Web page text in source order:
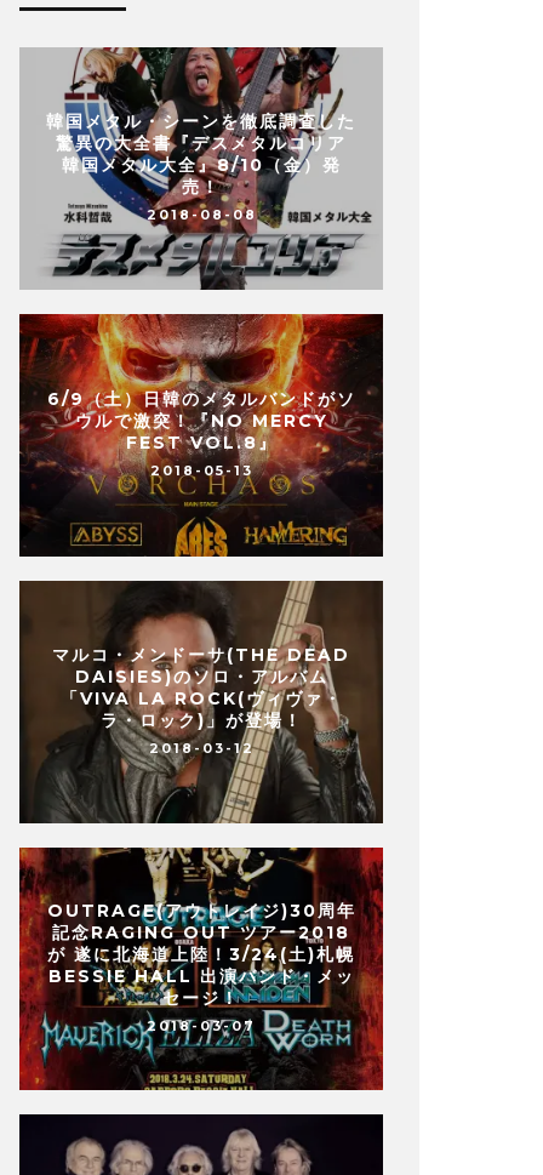
韓国メタル・シーンを徹底調査した
驚異の大全書『デスメタルコリア
韓国メタル大全』8/10（金）発
売！
2018-08-08
6/9（土）日韓のメタルバンドがソ
ウルで激突！『NO MERCY
FEST VOL.8』
2018-05-13
マルコ・メンドーサ(THE DEAD
DAISIES)のソロ・アルバム
「VIVA LA ROCK(ヴィヴァ・
ラ・ロック)」が登場！
2018-03-12
OUTRAGE(アウトレイジ)30周年
記念RAGING OUT ツアー2018
が 遂に北海道上陸！3/24(土)札幌
BESSIE HALL 出演バンド・メッ
セージ！
2018-03-07